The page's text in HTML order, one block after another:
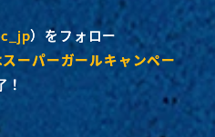
）をフォロー
ーパーガールキャンペー